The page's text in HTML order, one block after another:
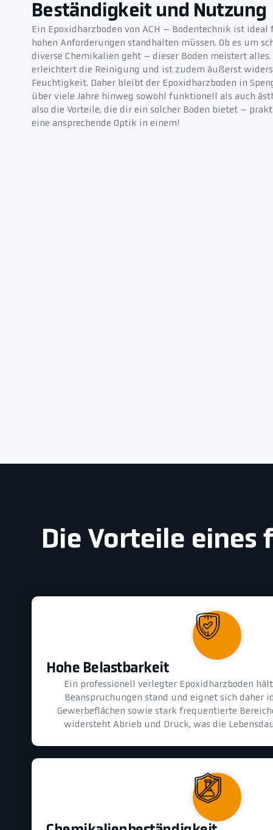
Beständigkeit und Nutzung
Ein Epoxidharzboden von ACH – Bodentechnik ist ideal
hohen Anforderungen standhalten müssen. Ob es um
diverse Chemikalien geht – dieser Boden meistert
erleichtert die Reinigung und ist zudem äußerst
Feuchtigkeit. Daher bleibt der Epoxidharzboden in
über viele Jahre hinweg sowohl funktionell als auch
also die Vorteile, die dir ein solcher Boden bietet –
eine ansprechende Optik in einem!
Die Vorteile eines
Hohe Belastbarkeit
Ein professionell verlegter Epoxidharzboden
Beanspruchungen stand und eignet sich daher
Gewerbeflächen sowie stark frequentierte
widersteht Abrieb und Druck, was die